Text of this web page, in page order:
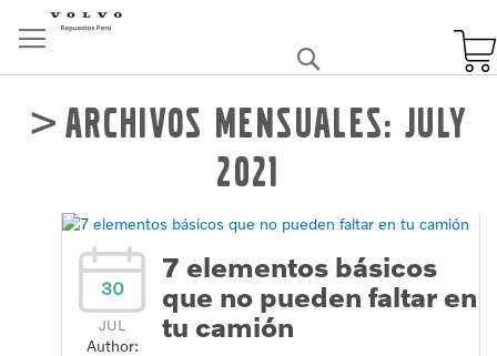
to
Content
Archivos mensuales: July
2021
30
JUL
Author:
7 elementos básicos
que no pueden faltar en
tu camión